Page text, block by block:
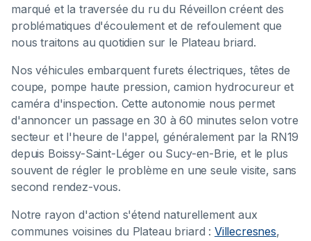
marqué et la traversée du ru du Réveillon créent des
problématiques d'écoulement et de refoulement que
nous traitons au quotidien sur le Plateau briard.
Nos véhicules embarquent furets électriques, têtes de
coupe, pompe haute pression, camion hydrocureur et
caméra d'inspection. Cette autonomie nous permet
d'annoncer un passage en 30 à 60 minutes selon votre
secteur et l'heure de l'appel, généralement par la RN19
depuis Boissy-Saint-Léger ou Sucy-en-Brie, et le plus
souvent de régler le problème en une seule visite, sans
second rendez-vous.
Notre rayon d'action s'étend naturellement aux
communes voisines du Plateau briard : Villecresnes,